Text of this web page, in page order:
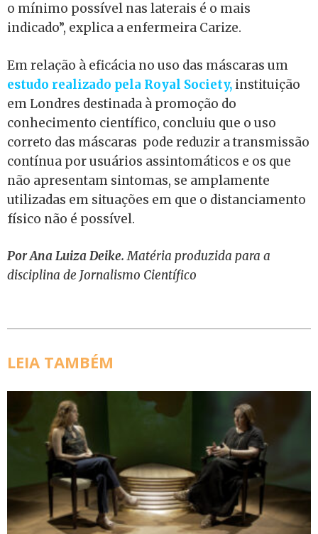
o mínimo possível nas laterais é o mais
indicado”, explica a enfermeira Carize.
Em relação à eficácia no uso das máscaras um
estudo realizado pela Royal Society, instituição
em Londres destinada à promoção do
conhecimento científico, concluiu que o uso
correto das máscaras pode reduzir a transmissão
contínua por usuários assintomáticos e os que
não apresentam sintomas, se amplamente
utilizadas em situações em que o distanciamento
físico não é possível.
Por Ana Luiza Deike.Matéria produzida para a
disciplina de Jornalismo Científico
LEIA TAMBÉM